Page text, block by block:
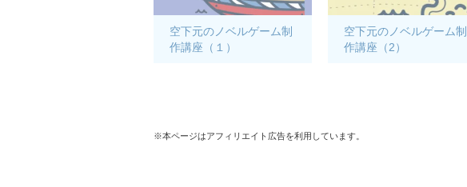
空下元のノベルゲーム制
作講座（１）
空下元のノベルゲーム制
作講座（2）
※本ページはアフィリエイト広告を利用しています。